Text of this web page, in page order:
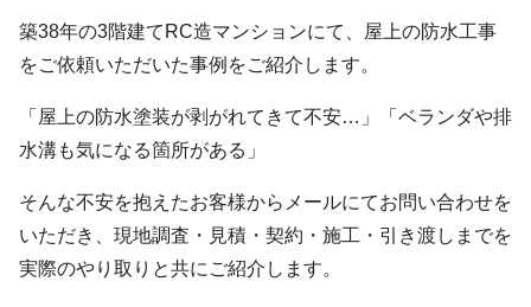
築38年の3階建てRC造マンションにて、屋上の防水工事
をご依頼いただいた事例をご紹介します。
「屋上の防水塗装が剥がれてきて不安…」「ベランダや排
水溝も気になる箇所がある」
そんな不安を抱えたお客様からメールにてお問い合わせを
いただき、現地調査・見積・契約・施工・引き渡しまでを
実際のやり取りと共にご紹介します。